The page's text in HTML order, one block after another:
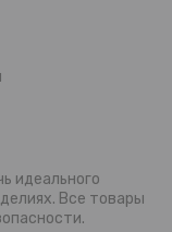
идеального
Все товары